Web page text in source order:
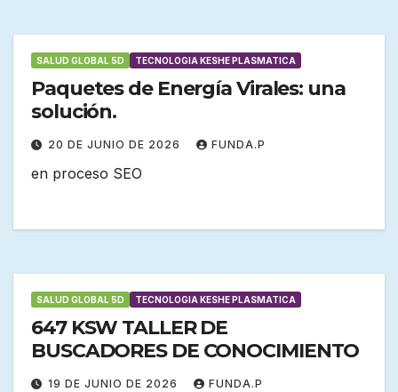
SALUD GLOBAL 5D TECNOLOGIA KESHE PLASMATICA
Paquetes de Energía Virales: una
solución.
20 DE JUNIO DE 2026 FUNDA.P
en proceso SEO
SALUD GLOBAL 5D TECNOLOGIA KESHE PLASMATICA
647 KSW TALLER DE
BUSCADORES DE CONOCIMIENTO
19 DE JUNIO DE 2026 FUNDA.P